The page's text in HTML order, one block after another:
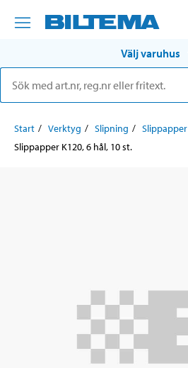
Välj varuhus
Start Verktyg Slipning
Slippapper
Slippapper K120, 6 hål, 10 st.